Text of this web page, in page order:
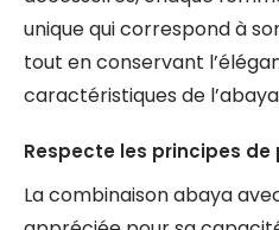
unique qui correspond à
tout en conservant
caractéristiques de
Respecte les principes de
La combinaison abaya